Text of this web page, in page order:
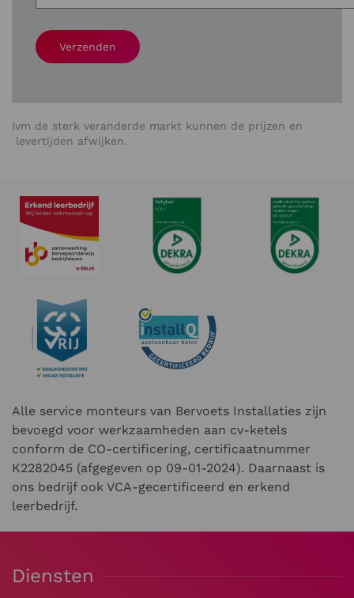
Verzenden
Ivm de sterk veranderde markt kunnen de prijzen en
levertijden afwijken.
Alle service monteurs van Bervoets Installaties zijn
bevoegd voor werkzaamheden aan cv-ketels
conform de CO-certificering, certificaatnummer
K2282045 (afgegeven op 09-01-2024). Daarnaast is
ons bedrijf ook VCA-gecertificeerd en erkend
leerbedrijf.
Diensten